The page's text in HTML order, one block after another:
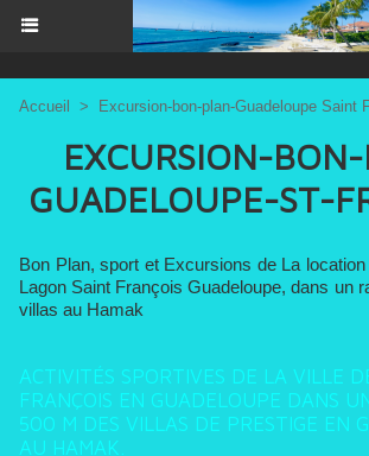
Accueil > Excursion-bon-plan-Guadeloupe Saint
EXCURSION-
GUADELOUPE-ST-
Bon Plan, sport et Excursions de La
Lagon Saint François Guadeloupe, dans un
villas au Hamak
ACTIVITÉS SPORTIVES DE LA VILLE
FRANÇOIS EN GUADELOUPE DANS
500 M DES VILLAS DE PRESTIGE EN
AU HAMAK.